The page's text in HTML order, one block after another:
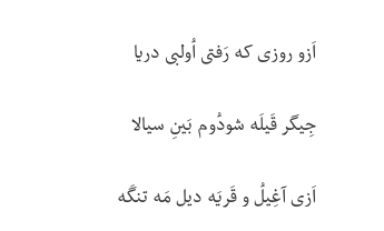
اَزو روزی که رَفتی اُولبی دریا
جِیگر قَیلَه شودُوم بَینِ سیالا
اَزی آغِیلُ و قَریَه دیل مَه تنگَه